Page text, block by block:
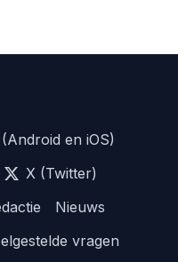
en iOS)
X (Twitter)
Nieuws
vragen